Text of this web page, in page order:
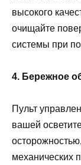
высокого
очищайте
системы при
4. Бережное
Пульт
вашей
механических